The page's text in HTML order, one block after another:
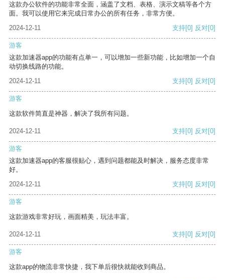
这款办公软件的功能非常全面，涵盖了文档、表格、演示文稿等各个方
面。我可以使用它来完成日常办公的所有任务，非常方便。
2024-12-11
支持[0] 反对[0]
游客
这款加速器app的功能有点单一，可以增加一些新功能，比如增加一个自
动切换线路的功能。
2024-12-11
支持[0] 反对[0]
游客
这款软件简直是神器，解决了我所有问题。
2024-12-11 支持[0] 反对[0]
游客
这款加速器app的客服很贴心，遇到问题都能及时解决，服务态度非常
好。
2024-12-11
支持[0] 反对[0]
游客
这款游戏非常好玩，画面精美，玩法丰富。
2024-12-11 支持[0] 反对[0]
游客
这款app的物流非常快捷，我下单后很快就能收到商品。